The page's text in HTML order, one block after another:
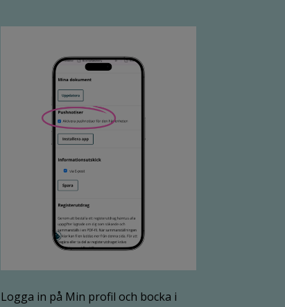
Logga in på Min profil och bocka i